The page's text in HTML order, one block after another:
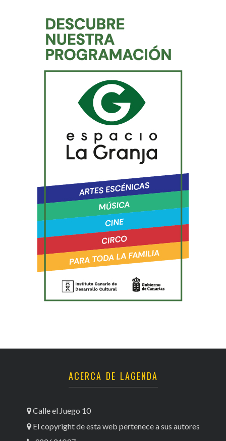
ACERCA DE LAGENDA
Calle el Juego 10
El copyright de esta web pertenece a sus autores